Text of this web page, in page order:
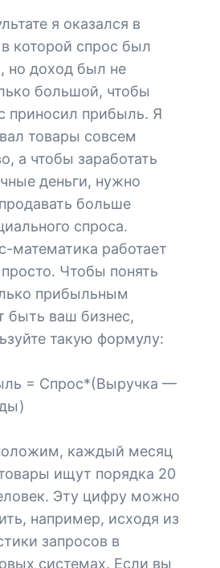
я оказался в
которой спрос был
но доход был не
большой, чтобы
приносил прибыль. Я
товары совсем
а чтобы заработать
деньги, нужно
больше
спроса.
математика работает
Чтобы понять
прибыльным
быть ваш бизнес,
такую формулу:
= Спрос*(Выручка —
каждый месяц
ищут порядка 20
Эту цифру можно
например, исходя из
запросов в
системах. Если вы